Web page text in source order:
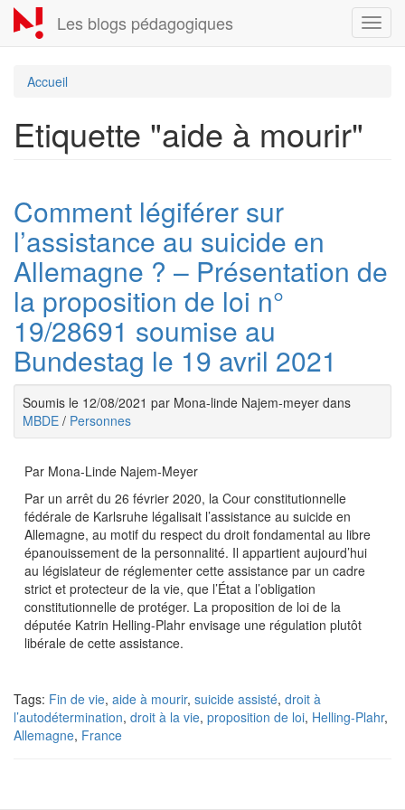
Aller
au
contenu
Les blogs pédagogiques
Accueil
Etiquette "aide à mourir"
Comment légiférer sur
l’assistance au suicide en
Allemagne ? – Présentation de
la proposition de loi n°
19/28691 soumise au
Bundestag le 19 avril 2021
Soumis le 12/08/2021 par Mona-linde Najem-meyer dans
MBDE / Personnes
Par Mona-Linde Najem-Meyer
Par un arrêt du 26 février 2020, la Cour constitutionnelle
fédérale de Karlsruhe légalisait l’assistance au suicide en
Allemagne, au motif du respect du droit fondamental au libre
épanouissement de la personnalité. Il appartient aujourd’hui
au législateur de réglementer cette assistance par un cadre
strict et protecteur de la vie, que l’État a l’obligation
constitutionnelle de protéger. La proposition de loi de la
députée Katrin Helling-Plahr envisage une régulation plutôt
libérale de cette assistance.
Tags: Fin de vie, aide à mourir, suicide assisté, droit à
l’autodétermination, droit à la vie, proposition de loi, Helling-Plahr,
Allemagne, France